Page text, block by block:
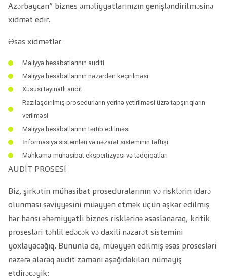
Azərbaycan” biznes əməliyyatlarınızın genişləndirilməsinə
xidmət edir.
Əsas xidmətlər
Maliyyə hesabatlarının auditi
Maliyyə hesabatlarının nəzərdən keçirilməsi
Xüsusi təyinatlı audit
Razılaşdırılmış prosedurların yerinə yetirilməsi üzrə tapşırıqların
verilməsi
Maliyyə hesabatlarının tərtib edilməsi
İnformasiya sistemləri və nəzarət sisteminin təftişi
Məhkəmə-mühasibat ekspertizyası və tədqiqatları
AUDİT PROSESİ
Biz, şirkətin mühasibat proseduralarının və risklərin idarə
olunması səviyyəsini müəyyən etmək üçün aşkar edilmiş
hər hansı əhəmiyyətli biznes risklərinə əsaslanaraq, kritik
prosesləri təhlil edəcək və daxili nəzarət sistemini
yoxlayacağıq. Bununla da, müəyyən edilmiş əsas prosesləri
nəzərə alaraq audit zamanı aşağıdakıları nümayiş
etdirəcəyik: